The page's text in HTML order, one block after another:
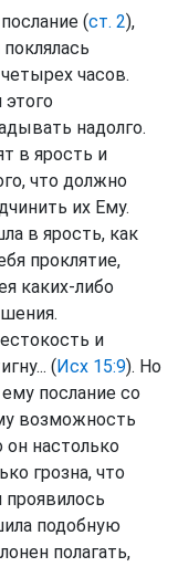
(ст. 2),
часов.
надолго.
в ярость и
что должно
их Ему.
в ярость, как
проклятие,
каких-либо
и
(Исх 15:9). Но
послание со
возможность
настолько
грозна, что
подобную
полагать,